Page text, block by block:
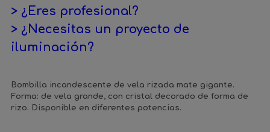
> ¿Eres profesional?
> ¿Necesitas un proyecto de
iluminación?
Bombilla incandescente de vela rizada mate gigante.
Forma: de vela grande, con cristal decorado de forma de
rizo. Disponible en diferentes potencias.